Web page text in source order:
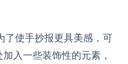
AI生成SWOT分析
AI生成PEST分析
了使手抄报更具美感，可
入一些装饰性的元素，